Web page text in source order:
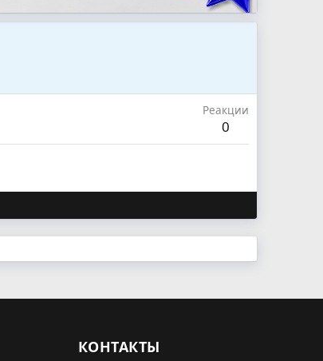
Реакции
0
КОНТАКТЫ